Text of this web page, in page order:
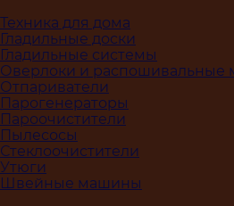
Техника для дома
Гладильные доски
Гладильные системы
Оверлоки и распошивальные
Отпариватели
Парогенераторы
Пароочистители
Пылесосы
Стеклоочистители
Утюги
Швейные машины